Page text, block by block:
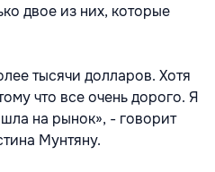
двое из них, которые
тысячи долларов. Хотя
что все очень дорого. Я
на рынок», - говорит
Мунтяну.